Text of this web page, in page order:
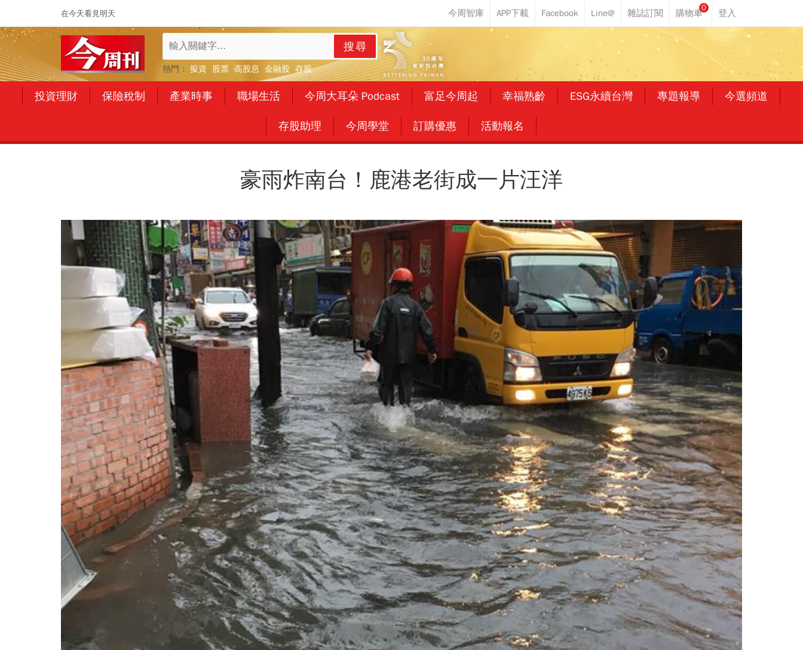
在今天看見明天
0
搜尋
熱門： 投資 股票 高股息 金融股 存股
投資理財 保險稅制 產業時事 職場生活 今周大耳朵 Podcast 富足今周起 幸福熟齡 ESG永續台灣 專題報導 今選頻道
存股助理 今周學堂 訂購優惠 活動報名
豪雨炸南台！鹿港老街成一片汪洋